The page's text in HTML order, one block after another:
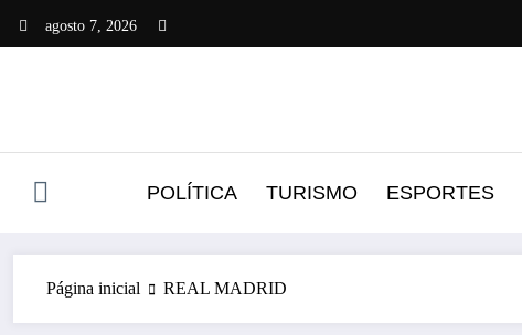
agosto 7, 2026
POLÍTICA TURISMO ESPORTES
Página inicial REAL MADRID